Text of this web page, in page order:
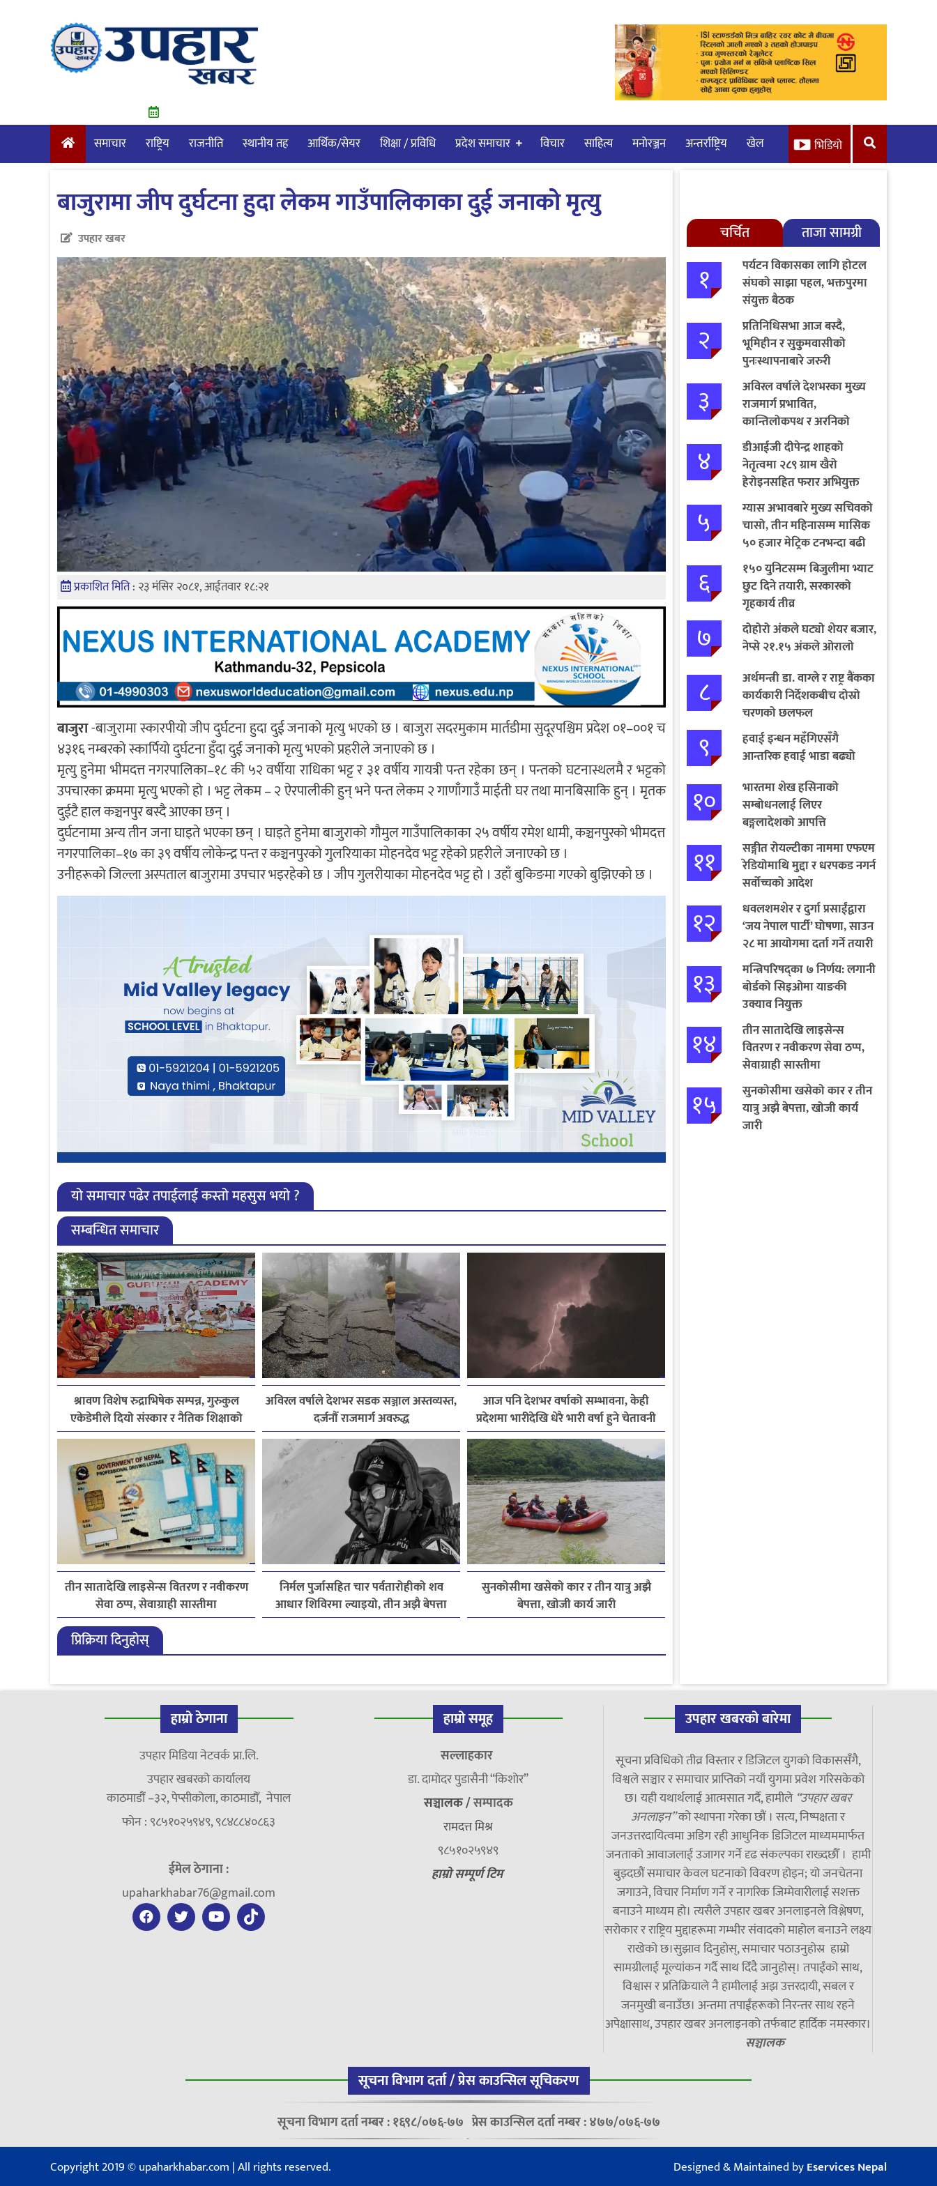
समाचार राष्ट्रिय राजनीति स्थानीय तह आर्थिक/सेयर शिक्षा / प्रविधि प्रदेश समाचार विचार साहित्य मनाेरञ्जन अन्तर्राष्ट्रिय खेल भिडियो
बाजुरामा जीप दुर्घटना हुदा लेकम गाउँपालिकाका दुई जनाको मृत्यु
उपहार खबर
प्रकाशित मिति : २३ मंसिर २०८१, आईतवार १८:२१
बाजुरा-बाजुरामा स्कारपीयो जीप दुर्घटना हुदा दुई जनाको मृत्यु भएको छ । बाजुरा सदरमुकाम मार्तडीमा सुदूरपश्चिम प्रदेश ०१–००१ च
४३१६ नम्बरको स्कार्पियो दुर्घटना हुँदा दुई जनाको मृत्यु भएको प्रहरीले जनाएको छ ।
मृत्यु हुनेमा भीमदत्त नगरपालिका–१८ की ५२ वर्षीया राधिका भट्ट र ३१ वर्षीय गायत्री पन्त रहेका छन् । पन्तको घटनास्थलमै र भट्टको
उपचारका क्रममा मृत्यु भएको हो । भट्ट लेकम – २ ऐरपालीकी हुन् भने पन्त लेकम २ गाणाँगाउँ माईती घर तथा मानबिसाकि हुन् । मृतक
दुईटै हाल कञ्चनपुर बस्दै आएका छन् ।
दुर्घटनामा अन्य तीन जना घाइते भएका छन् । घाइते हुनेमा बाजुराको गौमुल गाउँपालिकाका २५ वर्षीय रमेश धामी, कञ्चनपुरको भीमदत्त
नगरपालिका–१७ का ३९ वर्षीय लोकेन्द्र पन्त र कञ्चनपुरको गुलरियाका मोहनदेव भट्ट रहेको प्रहरीले जनाएको छ ।
उनीहरूको जिल्ला अस्पताल बाजुरामा उपचार भइरहेको छ । जीप गुलरीयाका मोहनदेव भट्ट हो । उहाँ बुकिङमा गएको बुझिएको छ ।
यो समाचार पढेर तपाईलाई कस्तो महसुस भयो ?
सम्बन्धित समाचार
श्रावण विशेष रुद्राभिषेक सम्पन्न, गुरुकुल
एकेडेमीले दियो संस्कार र नैतिक शिक्षाको
सन्देश
अविरल वर्षाले देशभर सडक सञ्जाल अस्तव्यस्त,
दर्जनौँ राजमार्ग अवरुद्ध
आज पनि देशभर वर्षाको सम्भावना, केही
प्रदेशमा भारीदेखि धेरै भारी वर्षा हुने चेतावनी
तीन सातादेखि लाइसेन्स वितरण र नवीकरण
सेवा ठप्प, सेवाग्राही सास्तीमा
निर्मल पुर्जासहित चार पर्वतारोहीको शव
आधार शिविरमा ल्याइयो, तीन अझै बेपत्ता
सुनकोसीमा खसेको कार र तीन यात्रु अझै
बेपत्ता, खोजी कार्य जारी
प्रिक्रिया दिनुहोस्
चर्चित ताजा सामग्री
१
पर्यटन विकासका लागि होटल
संघको साझा पहल, भक्तपुरमा
संयुक्त बैठक
२
प्रतिनिधिसभा आज बस्दै,
भूमिहीन र सुकुमवासीको
पुनःस्थापनाबारे जरुरी
प्रस्तावमाथि छलफल हुने
३
अविरल वर्षाले देशभरका मुख्य
राजमार्ग प्रभावित,
कान्तिलोकपथ र अरनिको
राजमार्ग पूर्ण अवरुद्ध
४
डीआईजी दीपेन्द्र शाहको
नेतृत्वमा २८९ ग्राम खैरो
हेरोइनसहित फरार अभियुक्त
पक्राउ
५
ग्यास अभावबारे मुख्य सचिवको
चासो, तीन महिनासम्म मासिक
५० हजार मेट्रिक टनभन्दा बढी
आयात गर्ने निर्णय
६
१५० युनिटसम्म बिजुलीमा भ्याट
छुट दिने तयारी, सरकारको
गृहकार्य तीव्र
७
दोहोरो अंकले घट्यो शेयर बजार,
नेप्से २१.१५ अंकले ओरालो
८
अर्थमन्त्री डा. वाग्ले र राष्ट्र बैंकका
कार्यकारी निर्देशकबीच दोस्रो
चरणको छलफल
९
हवाई इन्धन महँगिएसँगै
आन्तरिक हवाई भाडा बढ्यो
१०
भारतमा शेख हसिनाको
सम्बोधनलाई लिएर
बङ्गलादेशको आपत्ति
११
सङ्गीत रोयल्टीका नाममा एफएम
रेडियोमाथि मुद्दा र धरपकड नगर्न
सर्वोच्चको आदेश
१२
धवलशमशेर र दुर्गा प्रसाईंद्वारा
‘जय नेपाल पार्टी’ घोषणा, साउन
२८ मा आयोगमा दर्ता गर्ने तयारी
१३
मन्त्रिपरिषद्का ७ निर्णय: लगानी
बोर्डको सिइओमा याङकी
उक्याव नियुक्त
१४
तीन सातादेखि लाइसेन्स
वितरण र नवीकरण सेवा ठप्प,
सेवाग्राही सास्तीमा
१५
सुनकोसीमा खसेको कार र तीन
यात्रु अझै बेपत्ता, खोजी कार्य
जारी
हाम्रो ठेगाना
उपहार मिडिया नेटवर्क प्रा.लि.
उपहार खबरको कार्यालय
काठमाडौं –३२, पेप्सीकोला, काठमाडौँ, नेपाल
फोन : ९८५१०२५९४९, ९८४८८४०८६३
ईमेल ठेगाना :
upaharkhabar76@gmail.com
हाम्रो समूह
सल्लाहकार
डा. दामाेदर पुडासैनी “किशाेर”
सञ्चालक /सम्पादक
रामदत्त मिश्र
९८५१०२५९४९
हाम्रो सम्पूर्ण टिम
उपहार खबरको बारेमा
सूचना प्रविधिको तीव्र विस्तार र डिजिटल युगको विकाससँगै,
विश्वले सञ्चार र समाचार प्राप्तिको नयाँ युगमा प्रवेश गरिसकेको
छ। यही यथार्थलाई आत्मसात गर्दै, हामीले “उपहार खबर
अनलाइन”को स्थापना गरेका छौं । सत्य, निष्पक्षता र
जनउत्तरदायित्वमा अडिग रही आधुनिक डिजिटल माध्यममार्फत
जनताको आवाजलाई उजागर गर्ने दृढ संकल्पका राख्दछौँ । हामी
बुझ्दछौं समाचार केवल घटनाको विवरण होइन; यो जनचेतना
जगाउने, विचार निर्माण गर्ने र नागरिक जिम्मेवारीलाई सशक्त
बनाउने माध्यम हो। त्यसैले उपहार खबर अनलाइनले विश्लेषण,
सरोकार र राष्ट्रिय मुद्दाहरूमा गम्भीर संवादको माहोल बनाउने लक्ष्य
राखेको छ।सुझाव दिनुहोस्, समाचार पठाउनुहोस्र हाम्रो
सामग्रीलाई मूल्यांकन गर्दै साथ दिँदै जानुहोस्। तपाईंको साथ,
विश्वास र प्रतिक्रियाले नै हामीलाई अझ उत्तरदायी, सबल र
जनमुखी बनाउँछ। अन्तमा तपाईंहरूको निरन्तर साथ रहने
अपेक्षासाथ, उपहार खबर अनलाइनको तर्फबाट हार्दिक नमस्कार।
सञ्चालक
सूचना विभाग दर्ता / प्रेस काउन्सिल सूचिकरण
सूचना विभाग दर्ता नम्बर : १६९८/०७६-७७ प्रेस काउन्सिल दर्ता नम्बर : ४७७/०७६-७७
Copyright 2019 © upaharkhabar.com | All rights reserved. Designed & Maintained byEservices Nepal